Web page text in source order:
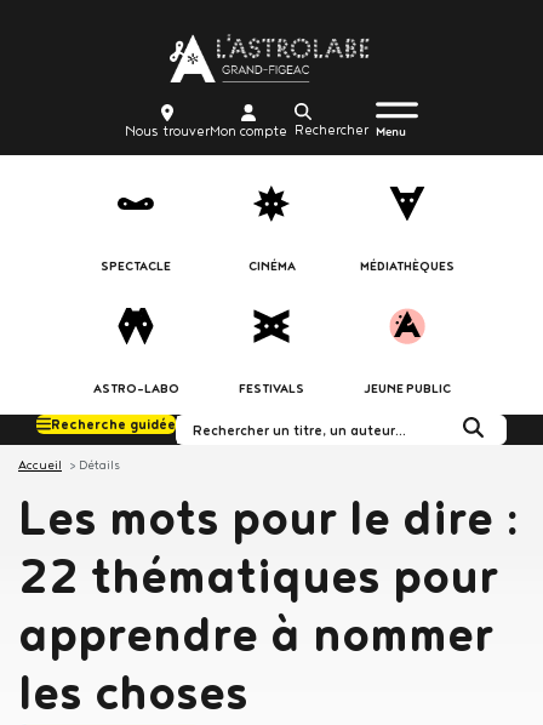
au
contenu
principal
Body
trouver
Nous trouvercompte
Mon compte
Recherche
Menu
burger
Body
icon_trigger
Menu
SPECTACLE CINÉMA MÉDIATHÈQUES
ASTRO-LABO FESTIVALS JEUNE PUBLIC
Rechercher dans le
Recherche guidée
Accueil Détails
Les mots pour le dire :
22 thématiques pour
apprendre à nommer
les choses